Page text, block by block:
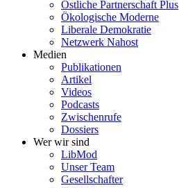
Östliche Partner­schaft Plus
Ökolo­gische Moderne
Liberale Demokratie
Netzwerk Nahost
Medien
Publi­ka­tionen
Artikel
Videos
Podcasts
Zwischenrufe
Dossiers
Wer wir sind
LibMod
Unser Team
Gesell­schafter